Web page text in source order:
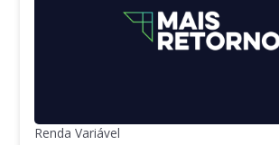
Renda Variável